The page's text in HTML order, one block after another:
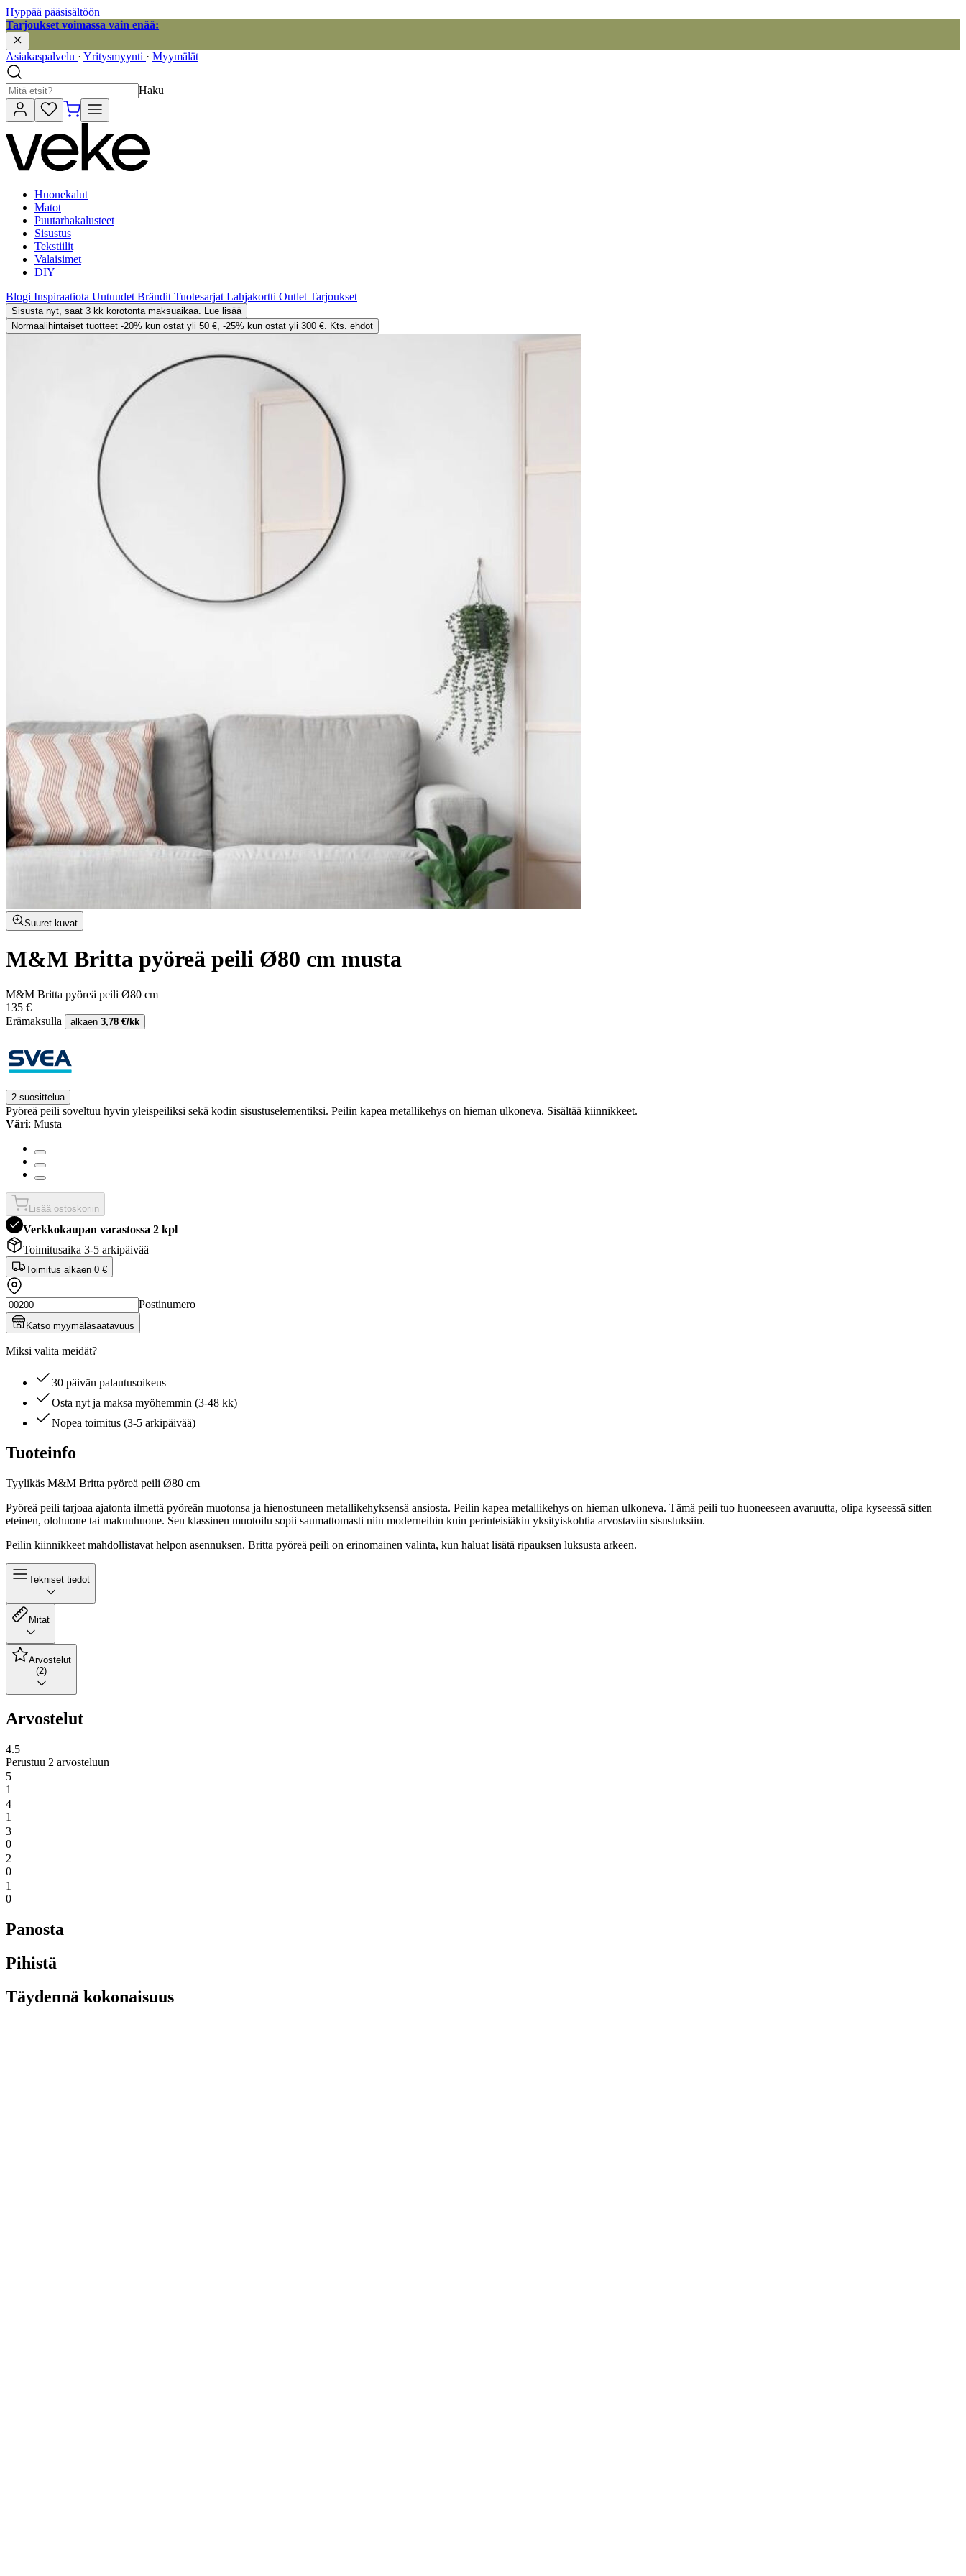
Hyppää pääsisältöön
Tarjoukset voimassa vain enää:
Asiakaspalvelu · Yritysmyynti · Myymälät
Haku
Huonekalut
Matot
Puutarhakalusteet
Sisustus
Tekstiilit
Valaisimet
DIY
Blogi Inspiraatiota Uutuudet Brändit Tuotesarjat Lahjakortti Outlet Tarjoukset
Sisusta nyt, saat 3 kk korotonta maksuaikaa. Lue lisää
Normaalihintaiset tuotteet -20% kun ostat yli 50 €, -25% kun ostat yli 300 €. Kts. ehdot
Suuret kuvat
M&M Britta pyöreä peili Ø80 cm musta
M&M Britta pyöreä peili Ø80 cm
135 €
Erämaksulla
alkaen 3,78 €/kk
2 suosittelua
Pyöreä peili soveltuu hyvin yleispeiliksi sekä kodin sisustuselementiksi. Peilin kapea metallikehys on hieman ulkoneva. Sisältää kiinnikkeet.
Väri: Musta
Lisää ostoskoriin
Verkkokaupan varastossa 2 kpl
Toimitusaika 3-5 arkipäivää
Toimitus alkaen 0 €
Postinumero
Katso myymäläsaatavuus
Miksi valita meidät?
30 päivän palautusoikeus
Osta nyt ja maksa myöhemmin (3-48 kk)
Nopea toimitus (3-5 arkipäivää)
Tuoteinfo
Tyylikäs M&M Britta pyöreä peili Ø80 cm
Pyöreä peili tarjoaa ajatonta ilmettä pyöreän muotonsa ja hienostuneen metallikehyksensä ansiosta. Peilin kapea metallikehys on hieman ulkoneva. Tämä peili tuo huoneeseen avaruutta, olipa kyseessä sitten
eteinen, olohuone tai makuuhuone. Sen klassinen muotoilu sopii saumattomasti niin moderneihin kuin perinteisiäkin yksityiskohtia arvostaviin sisustuksiin.
Peilin kiinnikkeet mahdollistavat helpon asennuksen. Britta pyöreä peili on erinomainen valinta, kun haluat lisätä ripauksen luksusta arkeen.
Tekniset tiedot
Mitat
Arvostelut
(2)
Arvostelut
4.5
Perustuu 2 arvosteluun
5
1
4
1
3
0
2
0
1
0
Panosta
Pihistä
Täydennä kokonaisuus